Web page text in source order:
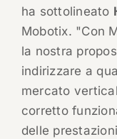
ha sottolineato
Mobotix. "Con
la nostra
indirizzare a
mercato
corretto
delle